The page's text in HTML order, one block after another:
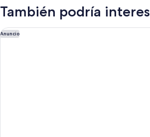
15)
También podría
Anuncio
The Langham, Melbourne